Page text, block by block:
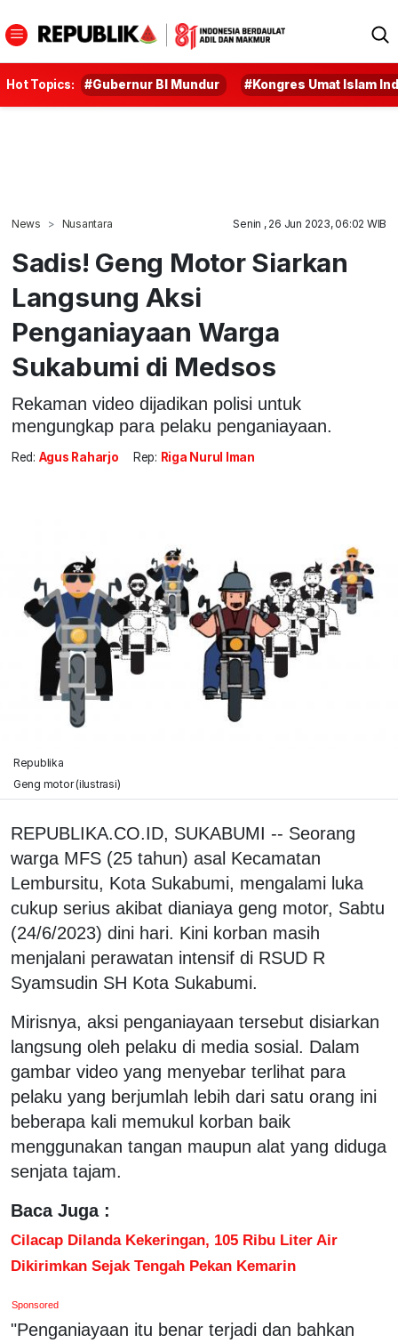
Hot Topics: #Gubernur BI Mundur #Kongres Umat Islam
News Nusantara Senin , 26 Jun 2023, 06:02 WIB
Sadis! Geng Motor Siarkan
Langsung Aksi
Penganiayaan Warga
Sukabumi di Medsos
Rekaman video dijadikan polisi untuk
mengungkap para pelaku penganiayaan.
Red: Agus Raharjo Rep: Riga Nurul Iman
Republika
Geng motor (ilustrasi)
REPUBLIKA.CO.ID, SUKABUMI -- Seorang
warga MFS (25 tahun) asal Kecamatan
Lembursitu, Kota Sukabumi, mengalami luka
cukup serius akibat dianiaya geng motor, Sabtu
(24/6/2023) dini hari. Kini korban masih
menjalani perawatan intensif di RSUD R
Syamsudin SH Kota Sukabumi.
Mirisnya, aksi penganiayaan tersebut disiarkan
langsung oleh pelaku di media sosial. Dalam
gambar video yang menyebar terlihat para
pelaku yang berjumlah lebih dari satu orang ini
beberapa kali memukul korban baik
menggunakan tangan maupun alat yang diduga
senjata tajam.
Baca Juga :
Cilacap Dilanda Kekeringan, 105 Ribu Liter Air
Dikirimkan Sejak Tengah Pekan Kemarin
Sponsored
"Penganiayaan itu benar terjadi dan bahkan